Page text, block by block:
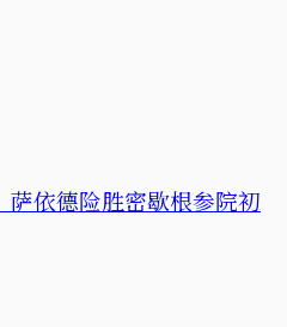
依德险胜密歇根参院初